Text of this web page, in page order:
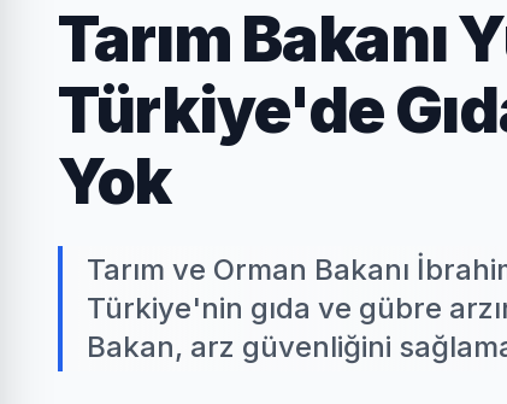
Tarım Bakanı
Türkiye'de
Yok
Tarım ve Orman Bakanı
Türkiye'nin gıda ve gübre
Bakan, arz güvenliğini